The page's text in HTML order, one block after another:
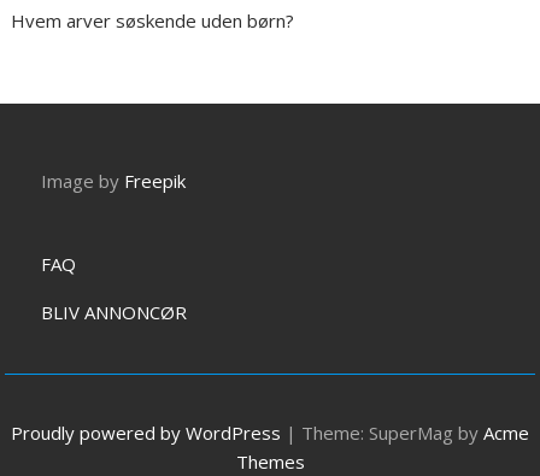
Hvem arver søskende uden børn?
Image by Freepik
FAQ
BLIV ANNONCØR
Proudly powered by WordPress | Theme: SuperMag by Acme
Themes